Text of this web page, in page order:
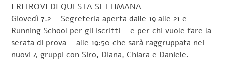
I RITROVI DI QUESTA SETTIMANA
Giovedì 7.2 – Segreteria aperta dalle 19 alle 21 e
Running School per gli iscritti – e per chi vuole fare la
serata di prova – alle 19:50 che sarà raggruppata nei
nuovi 4 gruppi con Siro, Diana, Chiara e Daniele.